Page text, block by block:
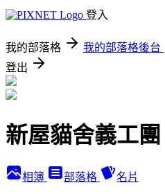
登入
我的部落格 我的部落格後台
登出
新屋貓舍義工團
相簿 部落格 名片